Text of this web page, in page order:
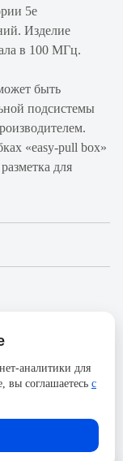
5е
Изделие
в 100 МГц.
быть
подсистемы
«easy-pull box»
для
50
от реального
не несёт
товаров фотографиям,
аналитики для
вы соглашаетесь с